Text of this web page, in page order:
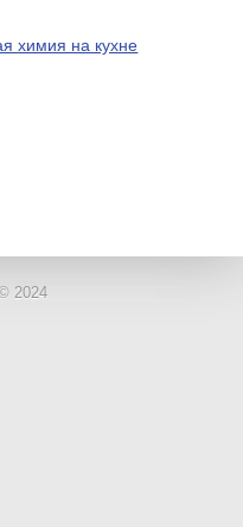
химия на кухне
2024